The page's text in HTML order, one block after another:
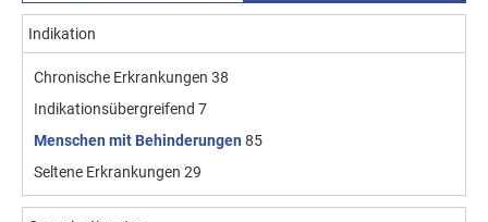
Indikation
Chronische Erkrankungen 38
Indikationsübergreifend 7
Menschen mit Behinderungen 85
Seltene Erkrankungen 29